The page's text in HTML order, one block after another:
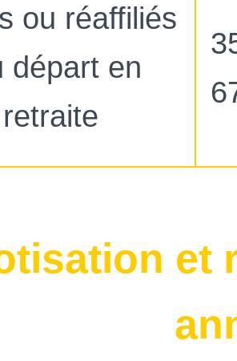
ou réaffiliés
départ en
retraite
et